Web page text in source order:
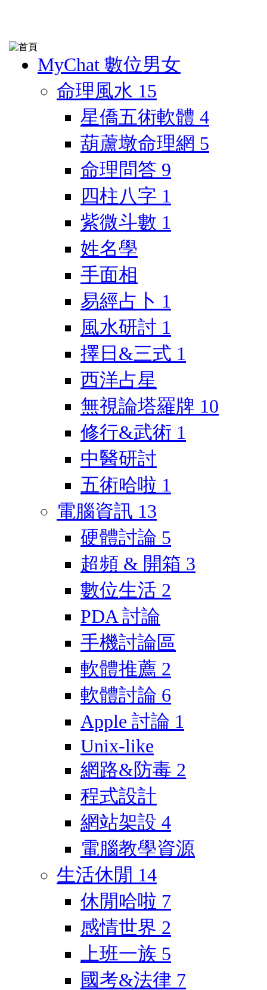
MyChat 數位男女
命理風水 15
星僑五術軟體 4
葫蘆墩命理網 5
命理問答 9
四柱八字 1
紫微斗數 1
姓名學
手面相
易經占卜 1
風水研討 1
擇日&三式 1
西洋占星
無視論塔羅牌 10
修行&武術 1
中醫研討
五術哈啦 1
電腦資訊 13
硬體討論 5
超頻 & 開箱 3
數位生活 2
PDA 討論
手機討論區
軟體推薦 2
軟體討論 6
Apple 討論 1
Unix-like
網路&防毒 2
程式設計
網站架設 4
電腦教學資源
生活休閒 14
休閒哈啦 7
感情世界 2
上班一族 5
國考&法律 7